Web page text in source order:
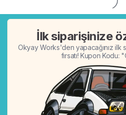
İlk siparişinize
Okyay Works'den yapacağınız ilk
fırsatı! Kupon Kodu: